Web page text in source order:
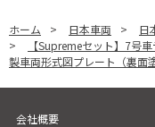
ホーム > 日本車両 >
日
>
【Supremeセット】7号
製車両形式図プレート（裏面
会社概要